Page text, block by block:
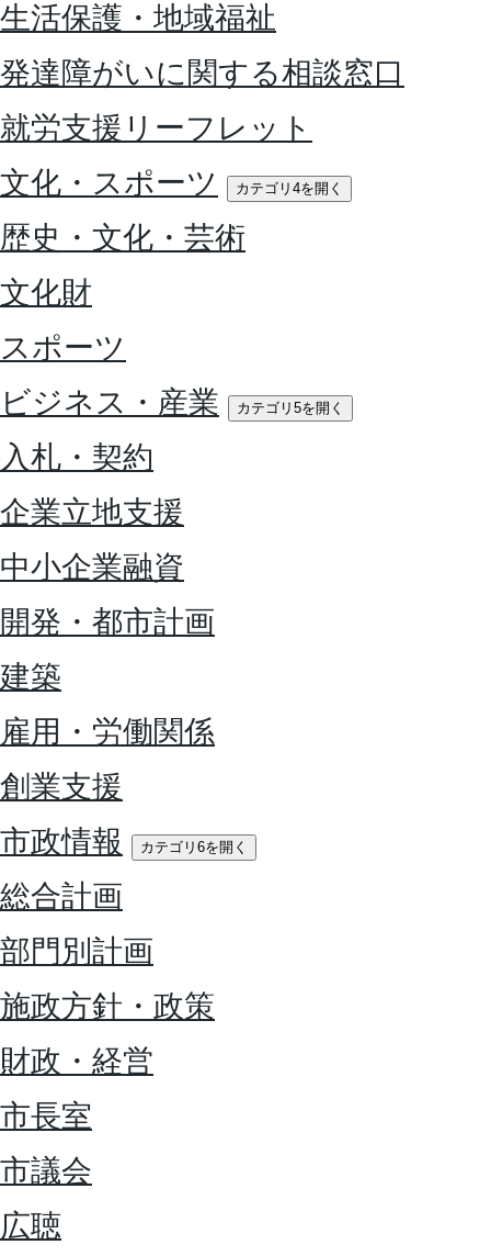
生活保護・地域福祉
発達障がいに関する相談窓口
就労支援リーフレット
文化・スポーツ
カテゴリ4を開く
歴史・文化・芸術
文化財
スポーツ
ビジネス・産業
カテゴリ5を開く
入札・契約
企業立地支援
中小企業融資
開発・都市計画
建築
雇用・労働関係
創業支援
市政情報
カテゴリ6を開く
総合計画
部門別計画
施政方針・政策
財政・経営
市長室
市議会
広聴